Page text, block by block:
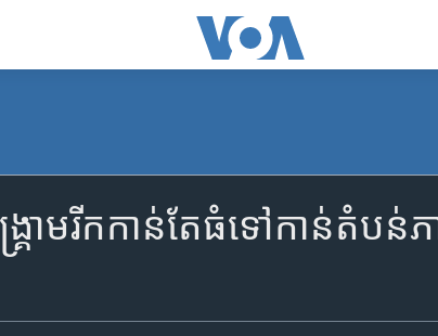
គ្រាម​រីកកាន់តែ​ធំ​​ទៅកាន់​តំ